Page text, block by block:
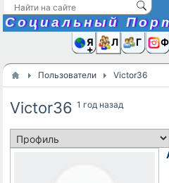
Социальный
Я иЛюди
Пользователи Victor36
Victor361 год назад